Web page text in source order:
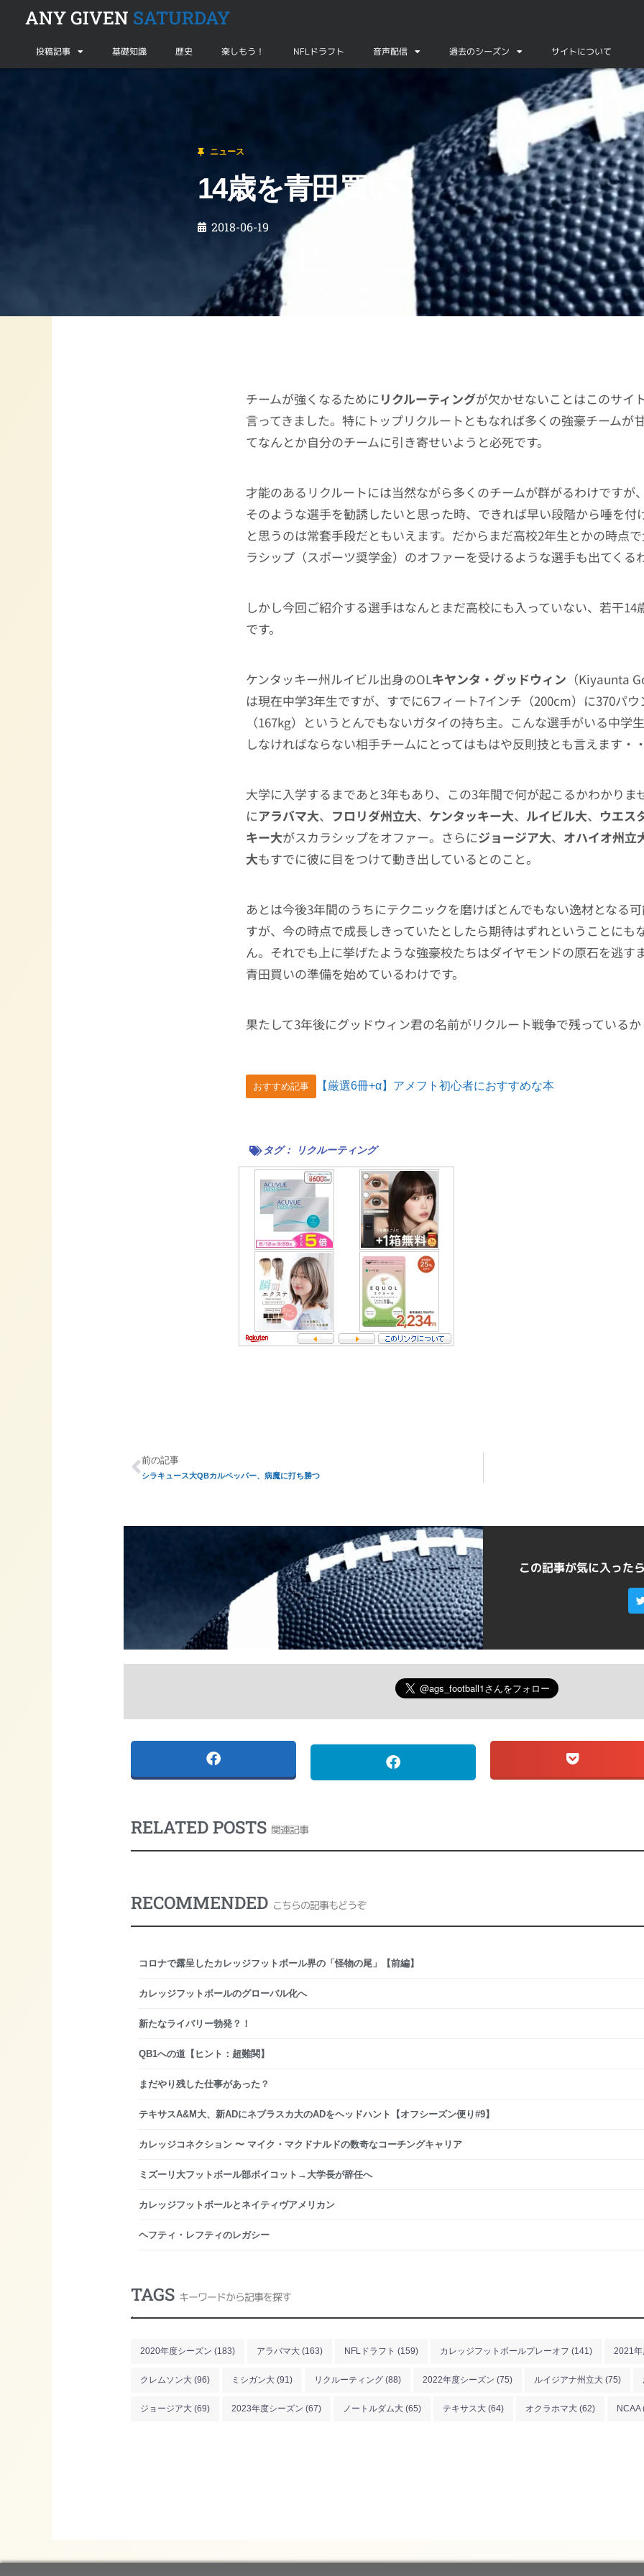
ANY GIVEN SATURDAY
投稿記事 基礎知識 歴史 楽しもう！ NFLドラフト 音声配信 過去のシーズン サイトについて
ニュース
14歳を青田買い！
2018-06-19
チームが強くなるためにリクルーティングが欠かせないことはこのサイ
言ってきました。特にトップリクルートともなれば多くの強豪チームが
てなんとか自分のチームに引き寄せいようと必死です。
才能のあるリクルートには当然ながら多くのチームが群がるわけですが
そのような選手を勧誘したいと思った時、できれば早い段階から唾を付
と思うのは常套手段だともいえます。だからまだ高校2年生とかの時点
ラシップ（スポーツ奨学金）のオファーを受けるような選手も出てくる
しかし今回ご紹介する選手はなんとまだ高校にも入っていない、若干14
です。
ケンタッキー州ルイビル出身のOLキヤンタ・グッドウィン （Kiyaunta
は現在中学3年生ですが、すでに6フィート7インチ（200cm）に370パウ
（167kg）というとんでもないガタイの持ち主。こんな選手がいる中学
しなければならない相手チームにとってはもはや反則技とも言えます・
大学に入学するまであと3年もあり、この3年間で何が起こるかわかりま
にアラバマ大、 フロリダ州立大、 ケンタッキー大、 ルイビル大、 ウエス
キー大がスカラシップをオファー。さらにジョージア大、 オハイオ州立
大もすでに彼に目をつけて動き出しているとのこと。
あとは今後3年間のうちにテクニックを磨けばとんでもない逸材となる
すが、今の時点で成長しきっていたとしたら期待はずれということにも
ん。それでも上に挙げたような強豪校たちはダイヤモンドの原石を逃す
青田買いの準備を始めているわけです。
果たして3年後にグッドウィン君の名前がリクルート戦争で残っている
おすすめ記事 【厳選6冊+α】アメフト初心者におすすめな本
タグ： リクルーティング
前の記事
シラキュース大QBカルペッパー、病魔に打ち勝つ
この記事が気に入った
RELATED POSTS 関連記事
RECOMMENDED こちらの記事もどうぞ
コロナで露呈したカレッジフットボール界の「怪物の尾」【前編】
カレッジフットボールのグローバル化へ
新たなライバリー勃発？！
QB1への道【ヒント：超難関】
まだやり残した仕事があった？
テキサスA&M大、新ADにネブラスカ大のADをヘッドハント【オフシーズン便り#9】
カレッジコネクション 〜 マイク・マクドナルドの数奇なコーチングキャリア
ミズーリ大フットボール部ボイコット→大学長が辞任へ
カレッジフットボールとネイティヴアメリカン
ヘフティ・レフティのレガシー
TAGS キーワードから記事を探す
.
2020年度シーズン (183) アラバマ大 (163) NFLドラフト (159) カレッジフットボールプレーオフ (141) 2021年
クレムソン大 (96) ミシガン大 (91) リクルーティング (88) 2022年度シーズン (75) ルイジアナ州立大 (75)
ジョージア大 (69) 2023年度シーズン (67) ノートルダム大 (65) テキサス大 (64) オクラホマ大 (62) NCAA